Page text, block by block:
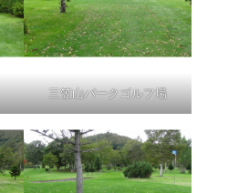
三笠山パークゴルフ場